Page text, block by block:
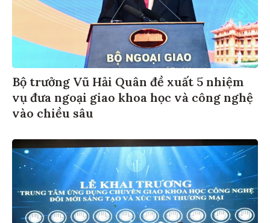
Bộ trưởng Vũ Hải Quân đề xuất 5 nhiệm
vụ đưa ngoại giao khoa học và công nghệ
vào chiều sâu